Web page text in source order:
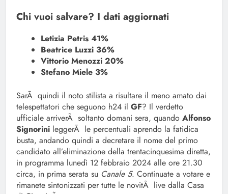
Chi vuoi salvare? I dati aggiornati
Letizia Petris 41%
Beatrice Luzzi 36%
Vittorio Menozzi 20%
Stefano Miele 3%
SarÃ quindi il noto stilista a risultare il meno amato dai
telespettatori che seguono h24 il GF? Il verdetto
ufficiale arriverÃ soltanto domani sera, quando Alfonso
Signorini leggerÃ le percentuali aprendo la fatidica
busta, andando quindi a decretare il nome del primo
candidato all’eliminazione della trentacinquesima diretta,
in programma lunedì 12 febbraio 2024 alle ore 21.30
circa, in prima serata su Canale 5. Continuate a votare e
rimanete sintonizzati per tutte le novitÃ live dalla Casa